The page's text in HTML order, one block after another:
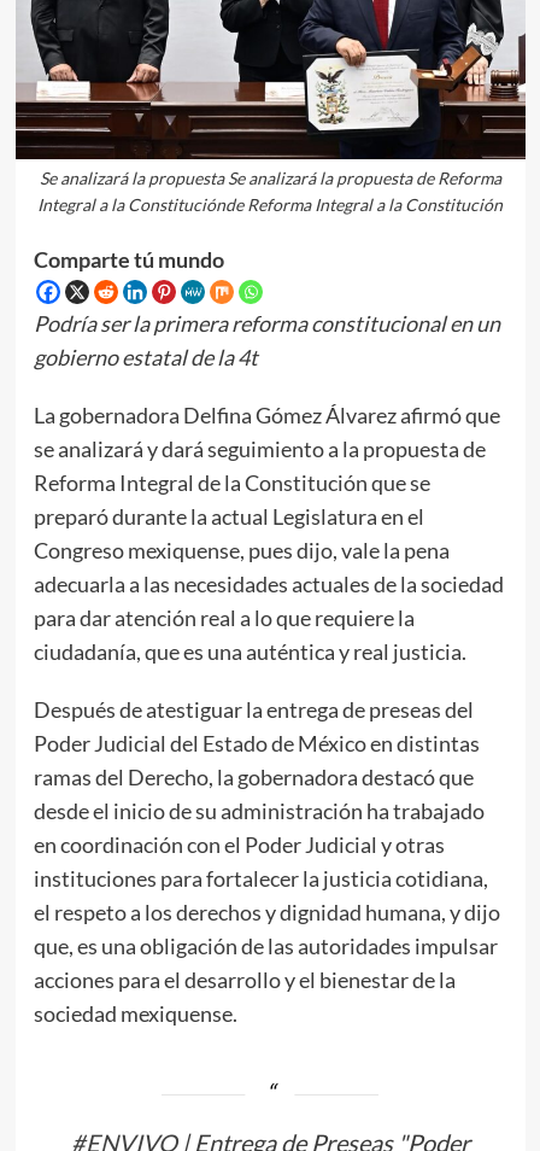
Se analizará la propuesta Se analizará la propuesta de Reforma
Integral a la Constituciónde Reforma Integral a la Constitución
Comparte tú mundo
Podría ser la primera reforma constitucional en un
gobierno estatal de la 4t
La gobernadora Delfina Gómez Álvarez afirmó que
se analizará y dará seguimiento a la propuesta de
Reforma Integral de la Constitución que se
preparó durante la actual Legislatura en el
Congreso mexiquense, pues dijo, vale la pena
adecuarla a las necesidades actuales de la sociedad
para dar atención real a lo que requiere la
ciudadanía, que es una auténtica y real justicia.
Después de atestiguar la entrega de preseas del
Poder Judicial del Estado de México en distintas
ramas del Derecho, la gobernadora destacó que
desde el inicio de su administración ha trabajado
en coordinación con el Poder Judicial y otras
instituciones para fortalecer la justicia cotidiana,
el respeto a los derechos y dignidad humana, y dijo
que, es una obligación de las autoridades impulsar
acciones para el desarrollo y el bienestar de la
sociedad mexiquense.
#ENVIVO| Entrega de Preseas "Poder